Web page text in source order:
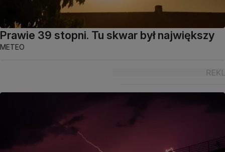
Prawie 39 stopni. Tu skwar był największy
METEO